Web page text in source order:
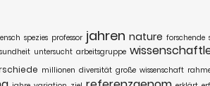
spezies professor jahren nature forschende
untersucht arbeitsgruppe
millionen diversität große wissenschaft